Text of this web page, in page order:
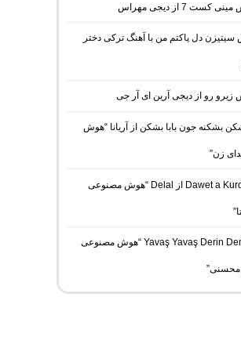
7 از دیجی مهراس
سیتیزن دل پاکتم من با آهنگ ترکی دختر
زیرو رو از دیجی آرین ای آر جی
بشکنه جون بابا بشکن از آریانا “هوش
زن”
دانلود آهنگ Dawet a Kurda از Delal “هوش مصنوعی
دانلود آهنگ Yavaş Yavaş Derin Derin “هوش مصنوعی
محسنی”